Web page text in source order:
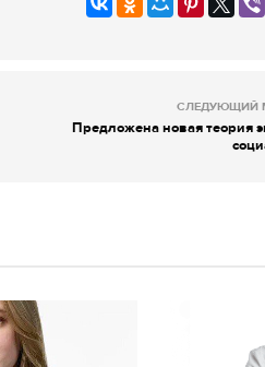
СЛЕДУЮЩИЙ
Предложена новая теория